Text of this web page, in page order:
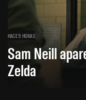
HACE 5 HORAS
Sam Neill
Zelda